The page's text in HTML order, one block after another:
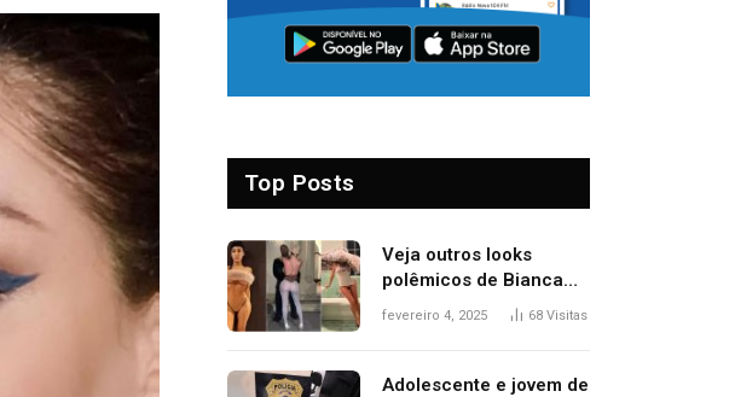
Top Posts
Veja outros looks
polêmicos de Bianca
Censori, esposa de
Grammy 2025
fevereiro 4, 2025 68 Visitas
Adolescente e jovem de